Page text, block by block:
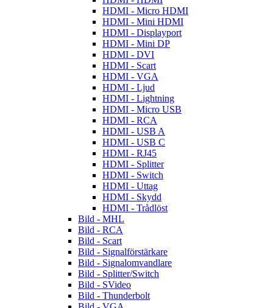
HDMI - Micro HDMI
HDMI - Mini HDMI
HDMI - Displayport
HDMI - Mini DP
HDMI - DVI
HDMI - Scart
HDMI - VGA
HDMI - Ljud
HDMI - Lightning
HDMI - Micro USB
HDMI - RCA
HDMI - USB A
HDMI - USB C
HDMI - RJ45
HDMI - Splitter
HDMI - Switch
HDMI - Uttag
HDMI - Skydd
HDMI - Trådlöst
Bild - MHL
Bild - RCA
Bild - Scart
Bild - Signalförstärkare
Bild - Signalomvandlare
Bild - Splitter/Switch
Bild - SVideo
Bild - Thunderbolt